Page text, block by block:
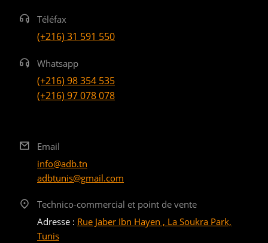
Téléfax
(+216) 31 591 550
Whatsapp
(+216) 98 354 535
(+216) 97 078 078
Email
info@adb.tn
adbtunis@gmail.com
Technico-commercial et point de vente
Adresse : Rue Jaber Ibn Hayen , La Soukra Park,
Tunis